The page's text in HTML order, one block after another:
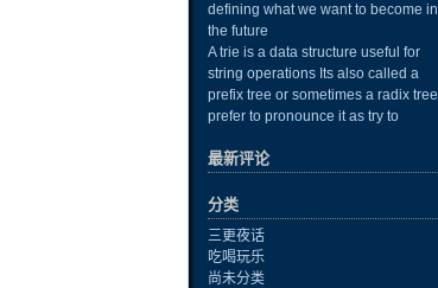
defining what we want to become in
the future
A trie is a data structure useful for
string operations Its also called a
prefix tree or sometimes a radix tree I
prefer to pronounce it as try to
最新评论
分类
三更夜话
吃喝玩乐
尚未分类